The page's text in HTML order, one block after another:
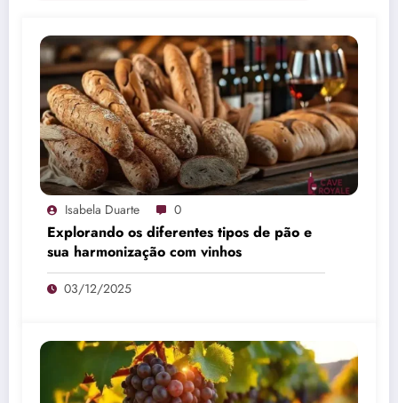
Isabela Duarte 0
Explorando os diferentes tipos de pão e
sua harmonização com vinhos
03/12/2025